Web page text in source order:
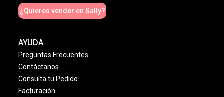
¿Quieres vender en Sally?
AYUDA
Preguntas Frecuentes
Contáctanos
Consulta tu Pedido
Facturación